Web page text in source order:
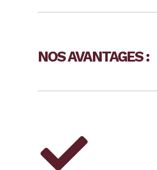
NOS AVANTAGES :